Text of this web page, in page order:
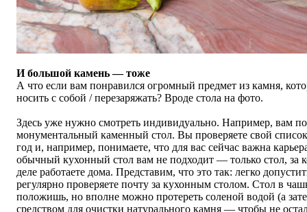
И большой камень — тоже
А что если вам понравился огромный предмет из камня,
носить с собой / перезаряжать? Вроде стола на фото.
Здесь уже нужно смотреть индивидуально. Например, вам
монументальный каменный стол. Вы проверяете свой
год и, например, понимаете, что для вас сейчас важна
обычный кухонный стол вам не подходит — только стол, за
деле работаете дома. Представим, что это так: легко
регулярно проверяете почту за кухонным столом. Стол в
положишь, но вполне можно протереть соленой водой (а
средством для очистки натурального камня — чтобы не